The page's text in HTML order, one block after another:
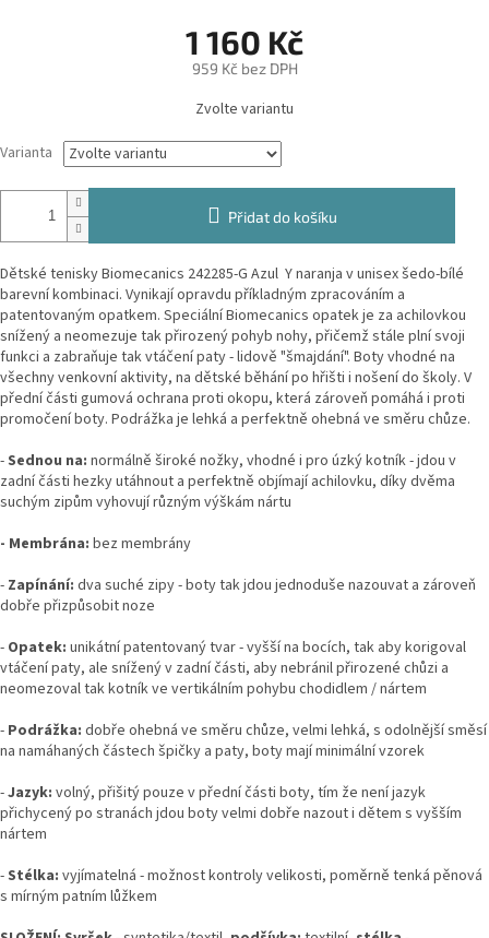
1 160 Kč
959 Kč bez DPH
Měrná
cena:
Zvolte variantu
Varianta
Přidat do košíku
Dětské tenisky Biomecanics 242285-G Azul Y naranja v unisex šedo-bílé
barevní kombinaci. Vynikají opravdu příkladným zpracováním a
patentovaným opatkem. Speciální Biomecanics opatek je za achilovkou
snížený a neomezuje tak přirozený pohyb nohy, přičemž stále plní svoji
funkci a zabraňuje tak vtáčení paty - lidově "šmajdání". Boty vhodné na
všechny venkovní aktivity, na dětské běhání po hřišti i nošení do školy. V
přední části gumová ochrana proti okopu, která zároveň pomáhá i proti
promočení boty. Podrážka je lehká a perfektně ohebná ve směru chůze.
-Sednou na: normálně široké nožky, vhodné i pro úzký kotník - jdou v
zadní části hezky utáhnout a perfektně objímají achilovku, díky dvěma
suchým zipům vyhovují různým výškám nártu
- Membrána: bez membrány
- Zapínání: dva suché zipy - boty tak jdou jednoduše nazouvat a zároveň
dobře přizpůsobit noze
- Opatek: unikátní patentovaný tvar - vyšší na bocích, tak aby korigoval
vtáčení paty, ale snížený v zadní části, aby nebránil přirozené chůzi a
neomezoval tak kotník ve vertikálním pohybu chodidlem / nártem
- Podrážka: dobře ohebná ve směru chůze, velmi lehká, s odolnější směsí
na namáhaných částech špičky a paty, boty mají minimální vzorek
-Jazyk: volný, přišitý pouze v přední části boty, tím že není jazyk
přichycený po stranách jdou boty velmi dobře nazout i dětem s vyšším
nártem
-Stélka: vyjímatelná - možnost kontroly velikosti, poměrně tenká pěnová
s mírným patním lůžkem